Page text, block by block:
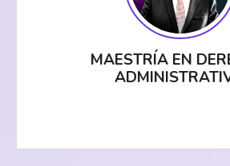
MAESTRÍA EN